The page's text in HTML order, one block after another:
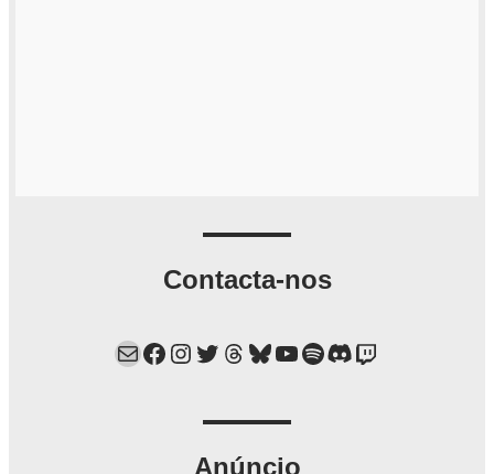
Contacta-nos
Mail Facebook Instagram Twitter Threads Bluesky YouTube Spotify Discord Twitch
Anúncio